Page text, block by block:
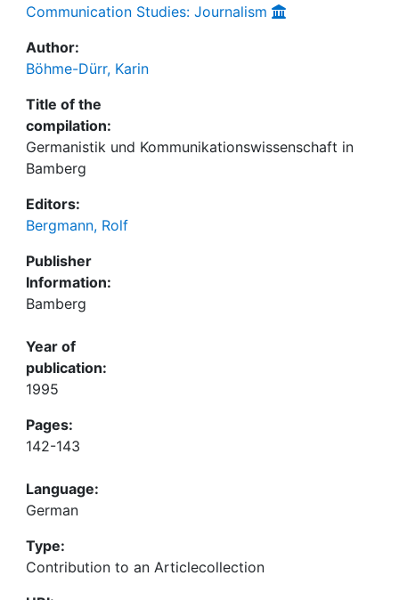
Communication Studies: Journalism
Author:
Böhme-Dürr, Karin
Title of the
compilation:
Germanistik und Kommunikationswissenschaft in
Bamberg
Editors:
Bergmann, Rolf
Publisher
Information:
Bamberg
Year of
publication:
1995
Pages:
142-143
Language:
German
Type:
Contribution to an Articlecollection